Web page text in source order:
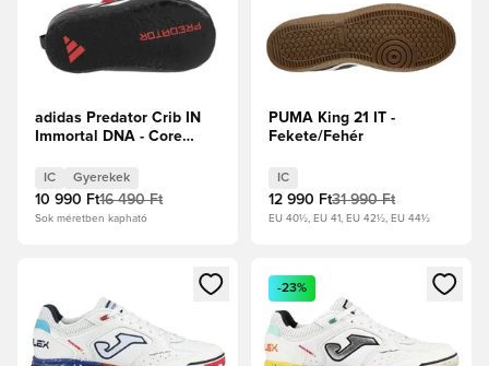
adidas Predator Crib IN
Immortal DNA - Core
Élénkpiros Gyerek
IC Gyerekek
10 990 Ft16 490 Ft
Sok méretben kapható
PUMA King 21 IT -
Fekete/Fehér
IC
12 990 Ft31 990 Ft
EU 40½, EU 41, EU 42½, EU 44½
Megnyit egy modált a bejelentkezéshez vagy a tagként
Megnyit egy modált a
-23%